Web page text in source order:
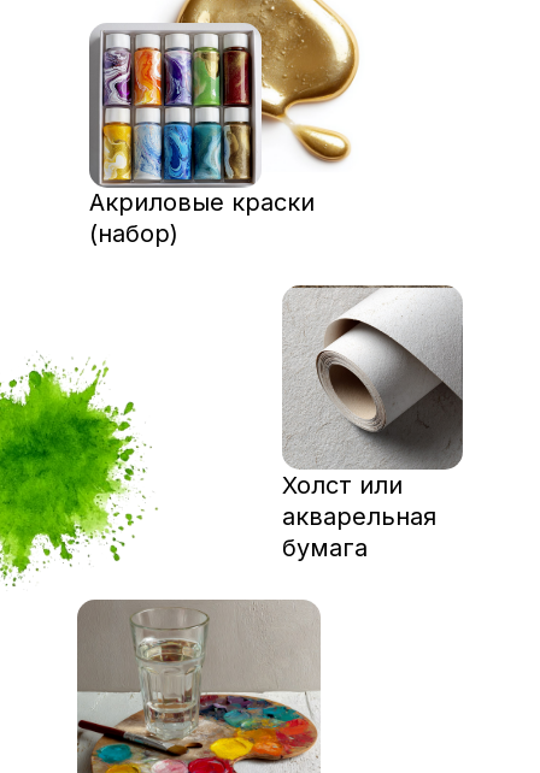
Акриловые краски
(набор)
Холст или
акварельная
бумага